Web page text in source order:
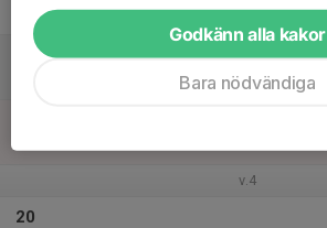
v.4
20
Godkänn alla kakor
Bara nödvändiga